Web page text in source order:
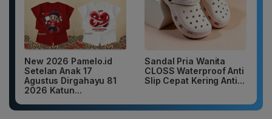
New 2026 Pamelo.id
Setelan Anak 17
Agustus Dirgahayu 81
2026 Katun...
Sandal Pria Wanita
CLOSS Waterproof Anti
Slip Cepat Kering Anti...